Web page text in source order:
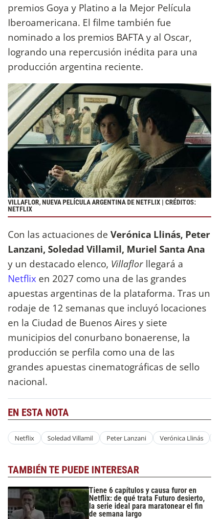
premios Goya y Platino a la Mejor Película
Iberoamericana. El filme también fue
nominado a los premios BAFTA y al Oscar,
logrando una repercusión inédita para una
producción argentina reciente.
VILLAFLOR, NUEVA PELÍCULA ARGENTINA DE NETFLIX | CRÉDITOS:
NETFLIX
Con las actuaciones de Verónica Llinás, Peter
Lanzani, Soledad Villamil, Muriel Santa Ana
y un destacado elenco, Villaflor llegará a
Netflix en 2027 como una de las grandes
apuestas argentinas de la plataforma. Tras un
rodaje de 12 semanas que incluyó locaciones
en la Ciudad de Buenos Aires y siete
municipios del conurbano bonaerense, la
producción se perfila como una de las
grandes apuestas cinematográficas de sello
nacional.
EN ESTA NOTA
Netflix Soledad Villamil Peter Lanzani Verónica Llinás
TAMBIÉN TE PUEDE INTERESAR
Tiene 6 capítulos y causa furor en
Netflix: de qué trata Futuro desierto,
la serie ideal para maratonear el fin
de semana largo